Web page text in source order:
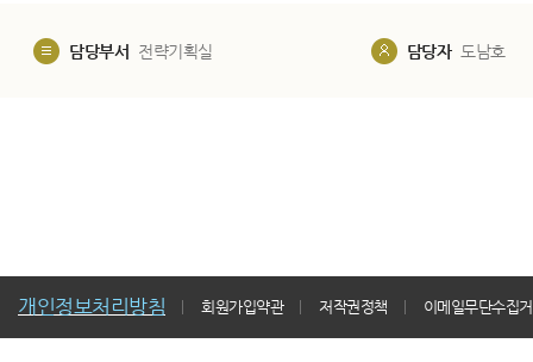
담당부서 전략기획실 담당자 도남호
개인정보처리방침 회원가입약관 저작권정책 이메일무단수집